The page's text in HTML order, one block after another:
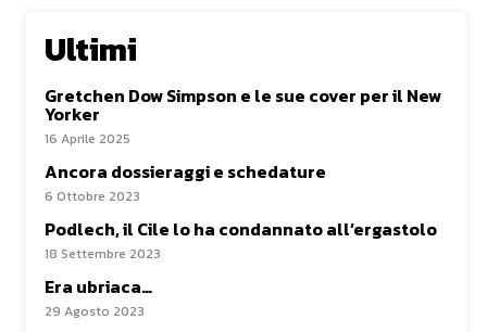
Ultimi
Gretchen Dow Simpson e le sue cover per il New
Yorker
16 Aprile 2025
Ancora dossieraggi e schedature
6 Ottobre 2023
Podlech, il Cile lo ha condannato all’ergastolo
18 Settembre 2023
Era ubriaca…
29 Agosto 2023